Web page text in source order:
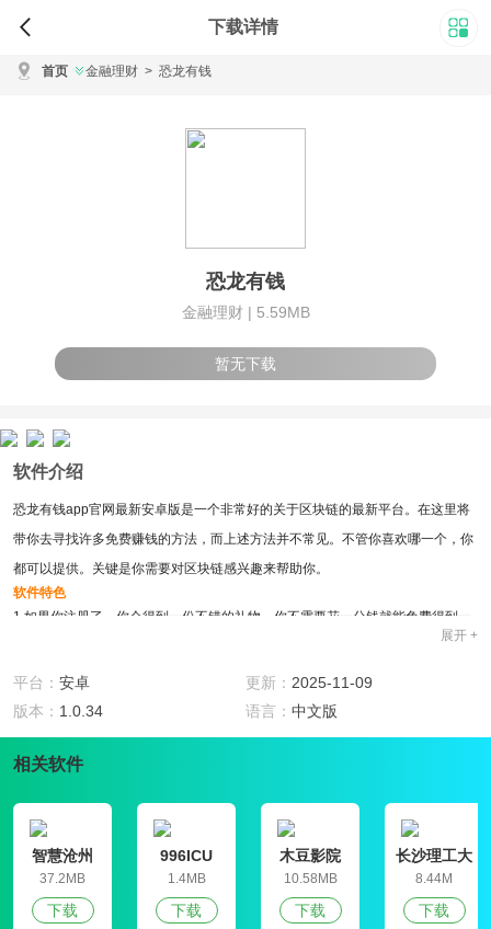
下载详情
首页 金融理财 > 恐龙有钱
恐龙有钱
金融理财 | 5.59MB
暂无下载
软件介绍
恐龙有钱app官网最新安卓版是一个非常好的关于区块链的最新平台。在这里将
带你去寻找许多免费赚钱的方法，而上述方法并不常见。不管你喜欢哪一个，你
都可以提供。关键是你需要对区块链感兴趣来帮助你。
软件特色
1.如果你注册了，你会得到一份不错的礼物。你不需要花一分钱就能免费得到一
2.虽然听起来有点奇怪，但在空的第一阶段给予所有福利是正常的;
3.如果有任何小伙伴对区块链感兴趣，请随时来试一试。每天都会有让你开怀大
笑的好处。
软件亮点
2、每天没什么新闻和信息可以帮你赚钱;
恐龙有钱真的能赚钱吗?
人脉。拉人头的方法是最简单的赚钱方法。你邀请的朋友越多，你赚的钱就越
展开 +
平台： 安卓 更新： 2025-11-09
版本： 1.0.34 语言： 中文版
相关软件
智慧沧州
37.2MB
下载
996ICU
1.4MB
下载
木豆影院
10.58MB
下载
长沙理工大
学就业信息
网学生信息
管理平台
8.44M
下载